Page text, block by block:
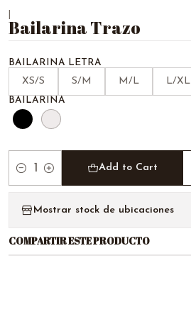
Bailarina Trazo
BAILARINA LETRA
XS/S S/M M/L L/XL
BAILARINA
Quantity
Add to Cart
Mostrar stock de ubicaciones
COMPARTIR ESTE PRODUCTO